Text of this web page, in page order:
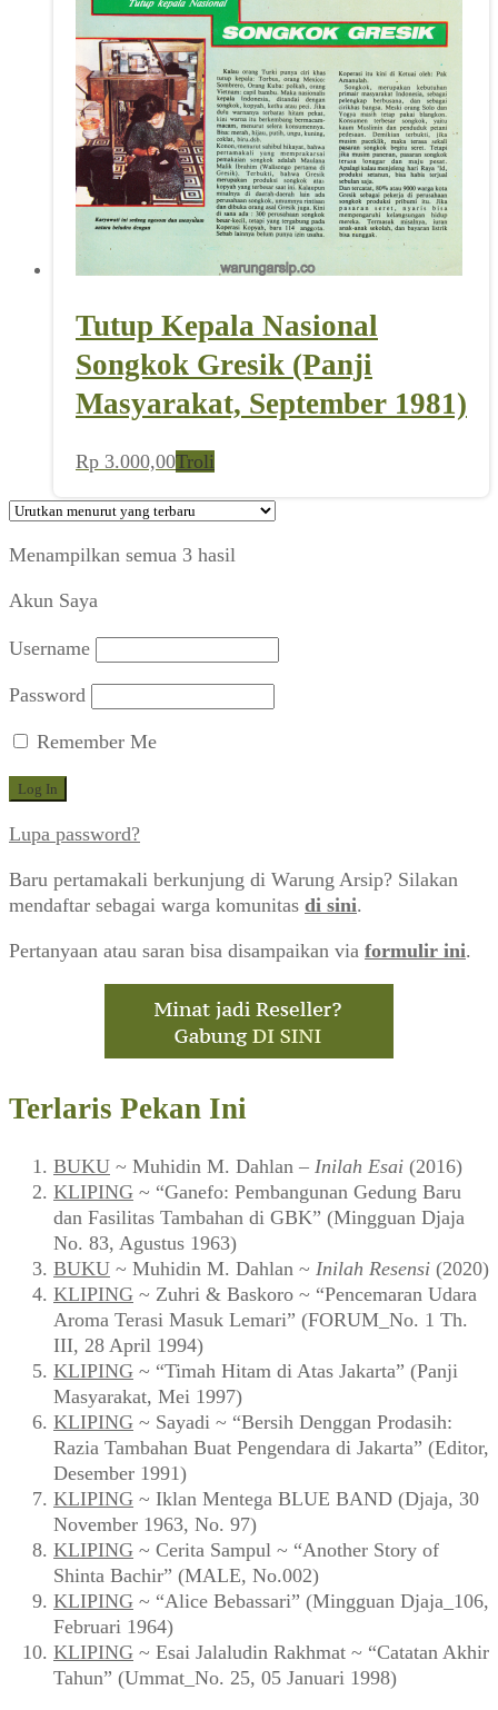
Tutup Kepala Nasional
Songkok Gresik (Panji
Masyarakat, September 1981)
Rp 3.000,00Troli
Menampilkan semua 3 hasil
Akun Saya
Username
Password
Remember Me
Lupa password?
Baru pertamakali berkunjung di Warung Arsip? Silakan
mendaftar sebagai warga komunitas di sini.
Pertanyaan atau saran bisa disampaikan via formulir ini.
Terlaris Pekan Ini
BUKU ~ Muhidin M. Dahlan – Inilah Esai (2016)
KLIPING ~ “Ganefo: Pembangunan Gedung Baru
dan Fasilitas Tambahan di GBK” (Mingguan Djaja
No. 83, Agustus 1963)
BUKU ~ Muhidin M. Dahlan ~ Inilah Resensi (2020)
KLIPING ~ Zuhri & Baskoro ~ “Pencemaran Udara
Aroma Terasi Masuk Lemari” (FORUM_No. 1 Th.
III, 28 April 1994)
KLIPING ~ “Timah Hitam di Atas Jakarta” (Panji
Masyarakat, Mei 1997)
KLIPING ~ Sayadi ~ “Bersih Denggan Prodasih:
Razia Tambahan Buat Pengendara di Jakarta” (Editor,
Desember 1991)
KLIPING ~ Iklan Mentega BLUE BAND (Djaja, 30
November 1963, No. 97)
KLIPING ~ Cerita Sampul ~ “Another Story of
Shinta Bachir” (MALE, No.002)
KLIPING ~ “Alice Bebassari” (Mingguan Djaja_106,
Februari 1964)
KLIPING ~ Esai Jalaludin Rakhmat ~ “Catatan Akhir
Tahun” (Ummat_No. 25, 05 Januari 1998)